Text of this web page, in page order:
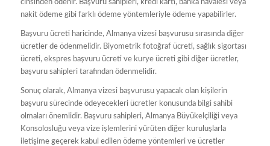
cinsinden ödenir. Başvuru sahipleri, kredi kartı, banka havalesi veya
nakit ödeme gibi farklı ödeme yöntemleriyle ödeme yapabilirler.
Başvuru ücreti haricinde, Almanya vizesi başvurusu sırasında diğer
ücretler de ödenmelidir. Biyometrik fotoğraf ücreti, sağlık sigortası
ücreti, ekspres başvuru ücreti ve kurye ücreti gibi diğer ücretler,
başvuru sahipleri tarafından ödenmelidir.
Sonuç olarak, Almanya vizesi başvurusu yapacak olan kişilerin
başvuru sürecinde ödeyecekleri ücretler konusunda bilgi sahibi
olmaları önemlidir. Başvuru sahipleri, Almanya Büyükelçiliği veya
Konsolosluğu veya vize işlemlerini yürüten diğer kuruluşlarla
iletişime geçerek kabul edilen ödeme yöntemleri ve ücretler